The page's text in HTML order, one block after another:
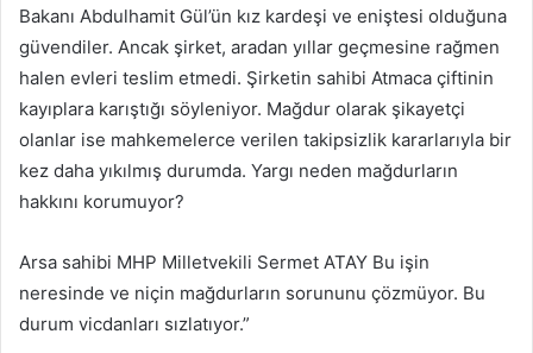
Bakanı Abdulhamit Gül’ün kız kardeşi ve eniştesi olduğuna
güvendiler. Ancak şirket, aradan yıllar geçmesine rağmen
halen evleri teslim etmedi. Şirketin sahibi Atmaca çiftinin
kayıplara karıştığı söyleniyor. Mağdur olarak şikayetçi
olanlar ise mahkemelerce verilen takipsizlik kararlarıyla bir
kez daha yıkılmış durumda. Yargı neden mağdurların
hakkını korumuyor?
Arsa sahibi MHP Milletvekili Sermet ATAY Bu işin
neresinde ve niçin mağdurların sorununu çözmüyor. Bu
durum vicdanları sızlatıyor.”